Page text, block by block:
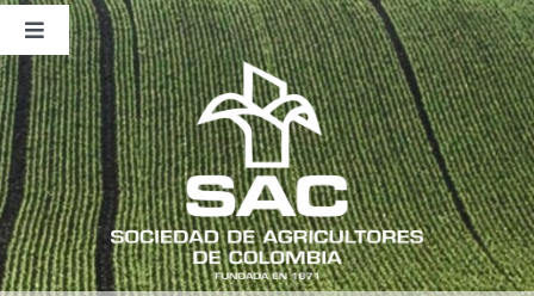
Saltar
contenido
Toggle
Navigation
Nosotros
Publicaciones
Sala de Prensa
Eventos